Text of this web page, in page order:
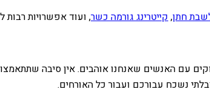
חתן,קייטרינג גורמה כשר, ועוד אפשרויות רבות
עם האנשים שאנחנו אוהבים. אין סיבה שתתאמצו
נשכח עבורכם ועבור כל האורחים.